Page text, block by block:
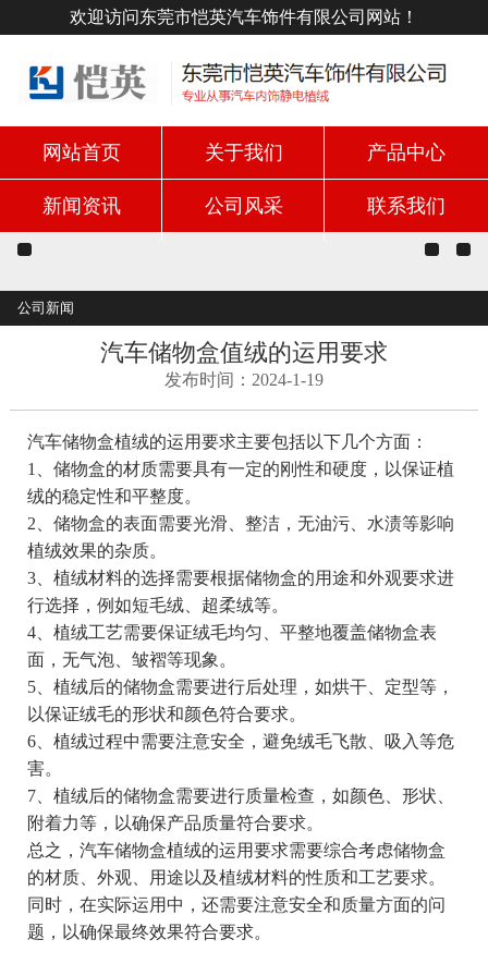
欢迎访问东莞市恺英汽车饰件有限公司网站！
网站首页 关于我们 产品中心
新闻资讯 公司风采 联系我们
公司新闻
汽车储物盒值绒的运用要求
发布时间：2024-1-19
汽车储物盒植绒的运用要求主要包括以下几个方面：
1、储物盒的材质需要具有一定的刚性和硬度，以保证植
绒的稳定性和平整度。
2、储物盒的表面需要光滑、整洁，无油污、水渍等影响
植绒效果的杂质。
3、植绒材料的选择需要根据储物盒的用途和外观要求进
行选择，例如短毛绒、超柔绒等。
4、植绒工艺需要保证绒毛均匀、平整地覆盖储物盒表
面，无气泡、皱褶等现象。
5、植绒后的储物盒需要进行后处理，如烘干、定型等，
以保证绒毛的形状和颜色符合要求。
6、植绒过程中需要注意安全，避免绒毛飞散、吸入等危
害。
7、植绒后的储物盒需要进行质量检查，如颜色、形状、
附着力等，以确保产品质量符合要求。
总之，汽车储物盒植绒的运用要求需要综合考虑储物盒
的材质、外观、用途以及植绒材料的性质和工艺要求。
同时，在实际运用中，还需要注意安全和质量方面的问
题，以确保最终效果符合要求。